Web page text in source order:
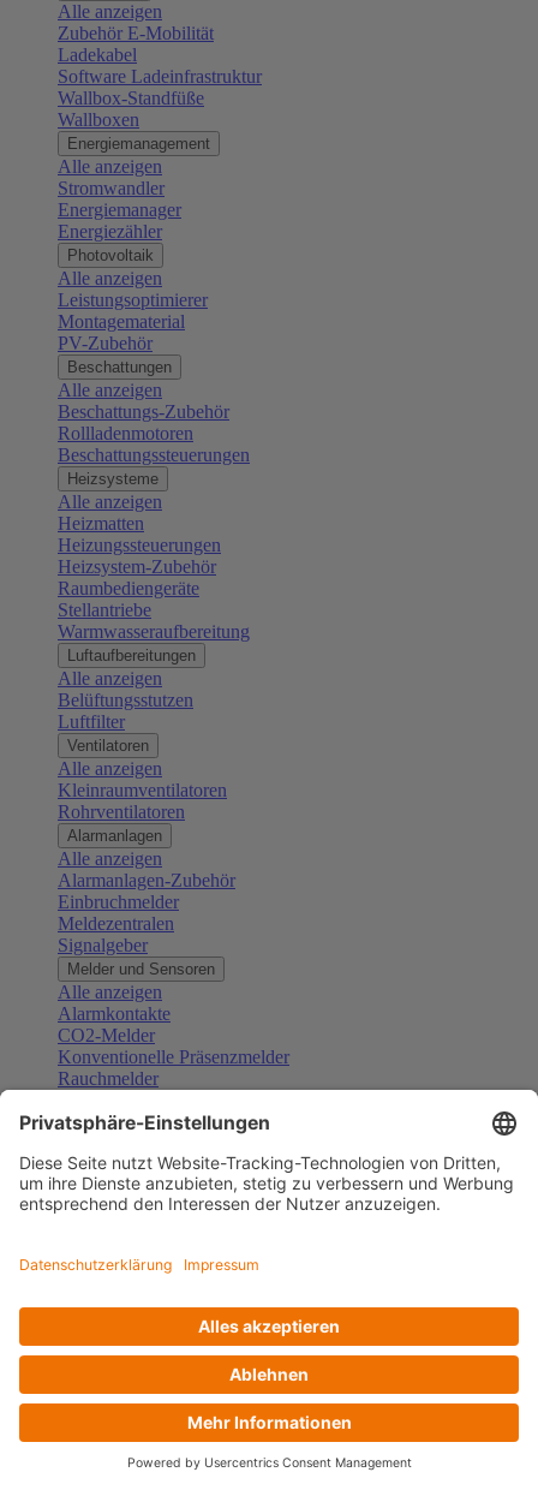
Alle anzeigen
Zubehör E-Mobilität
Ladekabel
Software Ladeinfrastruktur
Wallbox-Standfüße
Wallboxen
Energiemanagement
Alle anzeigen
Stromwandler
Energiemanager
Energiezähler
Photovoltaik
Alle anzeigen
Leistungsoptimierer
Montagematerial
PV-Zubehör
Beschattungen
Alle anzeigen
Beschattungs-Zubehör
Rollladenmotoren
Beschattungssteuerungen
Heizsysteme
Alle anzeigen
Heizmatten
Heizungssteuerungen
Heizsystem-Zubehör
Raumbediengeräte
Stellantriebe
Warmwasseraufbereitung
Luftaufbereitungen
Alle anzeigen
Belüftungsstutzen
Luftfilter
Ventilatoren
Alle anzeigen
Kleinraumventilatoren
Rohrventilatoren
Alarmanlagen
Alle anzeigen
Alarmanlagen-Zubehör
Einbruchmelder
Meldezentralen
Signalgeber
Melder und Sensoren
Alle anzeigen
Alarmkontakte
CO2-Melder
Konventionelle Präsenzmelder
Rauchmelder
Gefahrenmelder
Türsprechanlagen
Alle anzeigen
Außenstationen
Klingeltaster und Gongs
Sprechanlagen-Sets
Zubehör Türkommunikation
Videoüberwachung
Zubehör Videoüberwachung
Alle anzeigen